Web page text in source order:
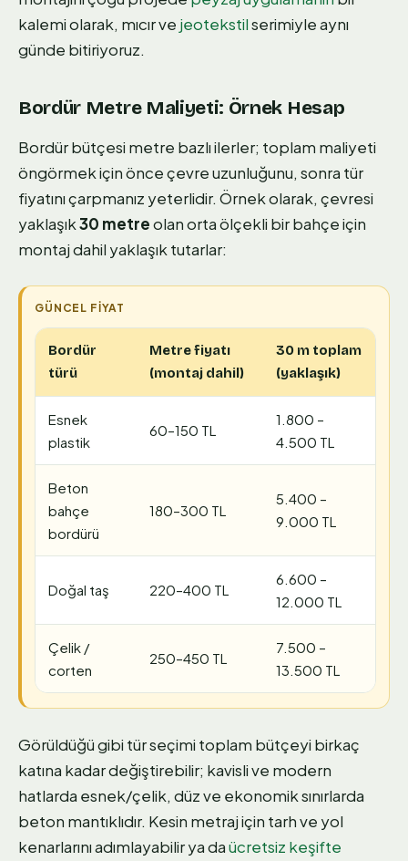
kalemi olarak, mıcır ve jeotekstilserimiyle aynı
günde bitiriyoruz.
Bordür Metre Maliyeti: Örnek Hesap
Bordür bütçesi metre bazlı ilerler; toplam maliyeti
öngörmek için önce çevre uzunluğunu, sonra tür
fiyatını çarpmanız yeterlidir. Örnek olarak, çevresi
yaklaşık30 metreolan orta ölçekli bir bahçe için
montaj dahil yaklaşık tutarlar:
Bordür
türü
Metre fiyatı
(montaj dahil)
30 m toplam
(yaklaşık)
Esnek
plastik
60–150 TL
1.800 –
4.500 TL
Beton
bahçe
bordürü
180–300 TL
5.400 –
9.000 TL
Doğal taş 220–400 TL
6.600 –
12.000 TL
Çelik /
corten
250–450 TL
7.500 –
13.500 TL
Görüldüğü gibi tür seçimi toplam bütçeyi birkaç
katına kadar değiştirebilir; kavisli ve modern
hatlarda esnek/çelik, düz ve ekonomik sınırlarda
beton mantıklıdır. Kesin metraj için tarh ve yol
kenarlarını adımlayabilir ya daücretsiz keşifte